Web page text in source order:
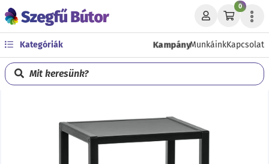
0
Kategóriák KampányMunkáinkKapcsolat
Mit keresünk?